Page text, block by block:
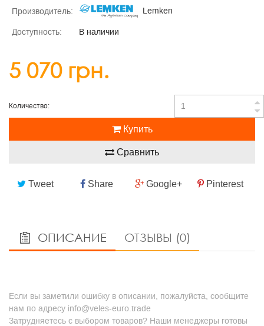
Производитель: Lemken
Доступность: В наличии
5 070 грн.
Количество:
Купить
Сравнить
Tweet Share Google+ Pinterest
ОПИСАНИЕ ОТЗЫВЫ (0)
Если вы заметили ошибку в описании, пожалуйста, сообщите
нам по адресу info@veles-euro.trade
Затрудняетесь с выбором товаров? Наши менеджеры готовы